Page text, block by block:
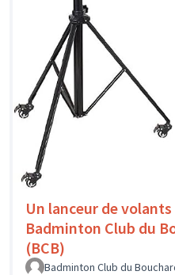
Un lanceur de
Badminton Club du
(BCB)
Badminton Club du